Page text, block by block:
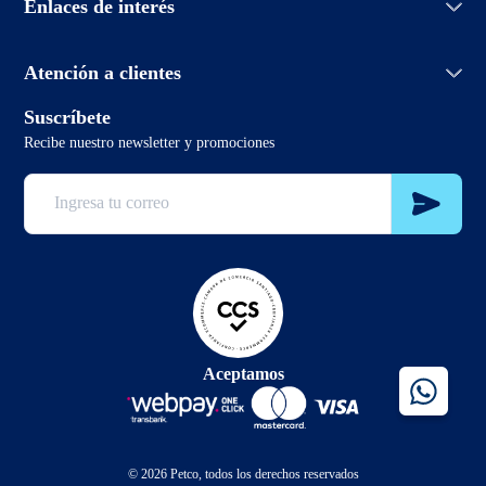
Aprendiendo de mascotas
Enlaces de interés
Políticas de devolución
Términos y condiciones promociones
Atención a clientes
Lunes a domingo de 7:00hrs a 0:00hrs
2 3321 6799
sclientes@petco.cl
Suscríbete
Recibe nuestro newsletter y promociones
Aceptamos
© 2026 Petco, todos los derechos reservados